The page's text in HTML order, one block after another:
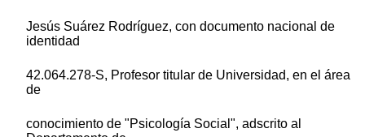
Jesús Suárez Rodríguez, con documento nacional de
identidad
42.064.278-S, Profesor titular de Universidad, en el área
de
conocimiento de "Psicología Social", adscrito al